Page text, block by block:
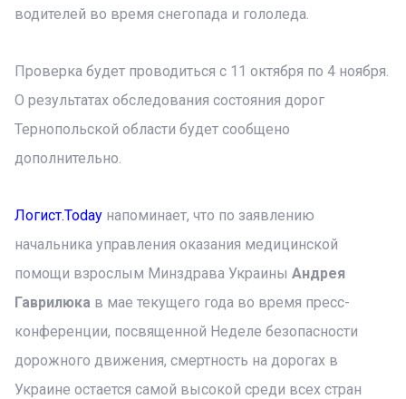
водителей во время снегопада и гололеда.
Проверка будет проводиться с 11 октября по 4 ноября.
О результатах обследования состояния дорог
Тернопольской области будет сообщено
дополнительно.
Логист.Today напоминает, что по заявлению
начальника управления оказания медицинской
помощи взрослым Минздрава Украины Андрея
Гаврилюка в мае текущего года во время пресс-
конференции, посвященной Неделе безопасности
дорожного движения, смертность на дорогах в
Украине остается самой высокой среди всех стран